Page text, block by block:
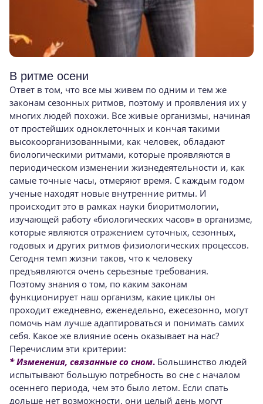
В ритме осени
Ответ в том, что все мы живем по одним и тем же
законам сезонных ритмов, поэтому и проявления их у
многих людей похожи. Все живые организмы, начиная
от простейших одноклеточных и кончая такими
высокоорганизованными, как человек, обладают
биологическими ритмами, которые проявляются в
периодическом изменении жизнедеятельности и, как
самые точные часы, отмеряют время. С каждым годом
ученые находят новые внутренние ритмы. И
происходит это в рамках науки биоритмологии,
изучающей работу «биологических часов» в организме,
которые являются отражением суточных, сезонных,
годовых и других ритмов физиологических процессов.
Сегодня темп жизни таков, что к человеку
предъявляются очень серьезные требования.
Поэтому знания о том, по каким законам
функционирует наш организм, какие циклы он
проходит ежедневно, еженедельно, ежесезонно, могут
помочь нам лучше адаптироваться и понимать самих
себя. Какое же влияние осень оказывает на нас?
Перечислим эти критерии:
* Изменения, связанные со сном. Большинство людей
испытывают большую потребность во сне с началом
осеннего периода, чем это было летом. Если спать
дольше нет возможности, они целый день могут